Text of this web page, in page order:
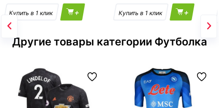
+ +
Другие товары категории Футболка